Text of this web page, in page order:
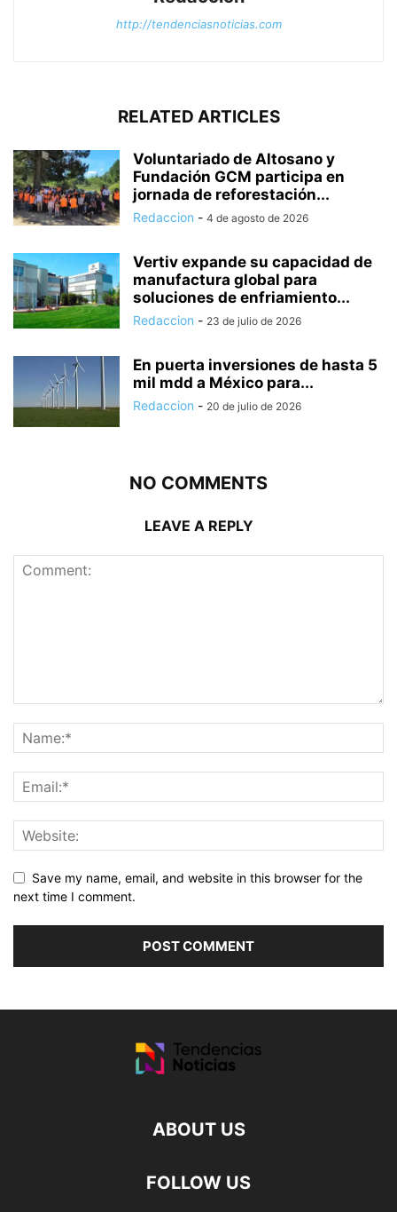
http://tendenciasnoticias.com
RELATED ARTICLES
Voluntariado de Altosano y
Fundación GCM participa en
jornada de reforestación...
Redaccion - 4 de agosto de 2026
Vertiv expande su capacidad de
manufactura global para
soluciones de enfriamiento...
Redaccion - 23 de julio de 2026
En puerta inversiones de hasta 5
mil mdd a México para...
Redaccion - 20 de julio de 2026
NO COMMENTS
LEAVE A REPLY
Save my name, email, and website in this browser for the
next time I comment.
ABOUT US
FOLLOW US